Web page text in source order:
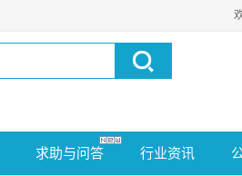
求助与问答 行业资讯